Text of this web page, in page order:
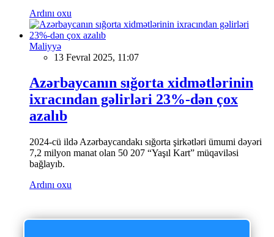
Ardını oxu
Maliyyə
13 Fevral 2025, 11:07
Azərbaycanın sığorta xidmətlərinin
ixracından gəlirləri 23%-dən çox
azalıb
2024-cü ildə Azərbaycandakı sığorta şirkətləri ümumi dəyəri
7,2 milyon manat olan 50 207 “Yaşıl Kart” müqaviləsi
bağlayıb.
Ardını oxu